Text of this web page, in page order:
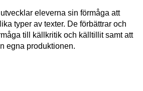
eleverna sin förmåga att
typer av texter. De förbättrar och
till källkritik och källtillit samt att
egna produktionen.